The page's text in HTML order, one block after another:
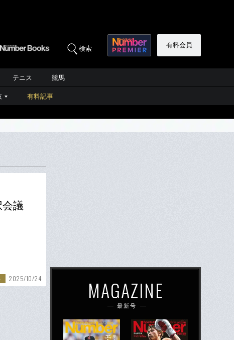
検索 有料会員
テニス 競馬
有料記事
会議
2025/10/24 MAGAZINE
最新号